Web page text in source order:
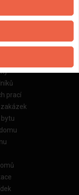
prací